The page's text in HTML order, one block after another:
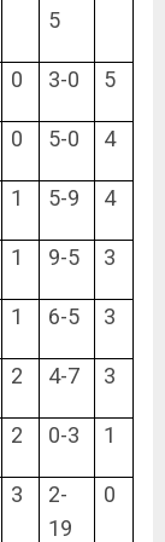
5
0 3-0 5
0 5-0 4
1 5-9 4
1 9-5 3
1 6-5 3
2 4-7 3
2 0-3 1
3
2-
19
0